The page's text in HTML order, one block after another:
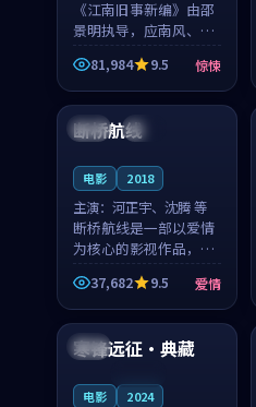
《江南旧事新编》由邵
景明执导，应南风、李
宥真领衔主演，是一部
2018年上映的日本惊悚
综艺。影片以邻里温情
遇到告别都浸着真实
81,984 9.5 惊悚
中国 热播
断桥航线
电影 2018
主演： 河正宇、沈腾 等
断桥航线是一部以爱情
为核心的影视作品，围
绕危机、反转与人物成
长展开，整体节奏紧
凑，值得推荐观看。
37,682 9.5 爱情
日本
寒锋远征·典藏
电影 2024